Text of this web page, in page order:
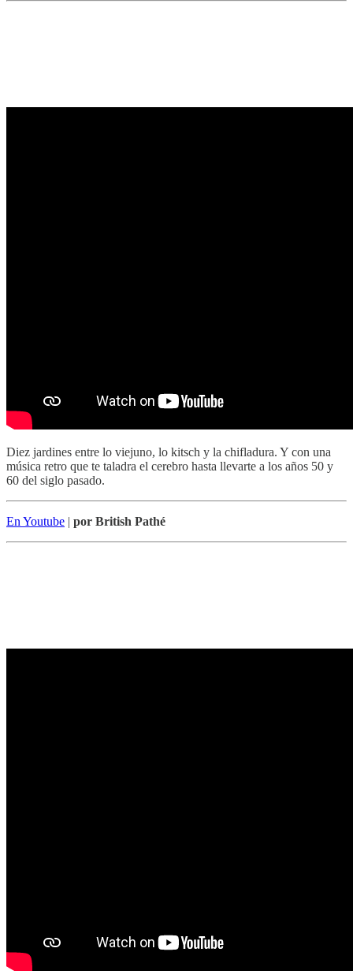
Diez jardines entre lo viejuno, lo kitsch y la chifladura. Y con una
música retro que te taladra el cerebro hasta llevarte a los años 50 y
60 del siglo pasado.
En Youtube | por British Pathé